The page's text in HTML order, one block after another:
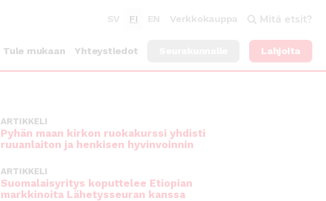
SV FI EN Verkkokauppa Mitä etsit?
Tule mukaan Yhteystiedot Lahjoita
ARTIKKELI
Pyhän maan kirkon ruokakurssi yhdisti
ruuanlaiton ja henkisen hyvinvoinnin
ARTIKKELI
Suomalaisyritys koputtelee Etiopian
markkinoita Lähetysseuran kanssa